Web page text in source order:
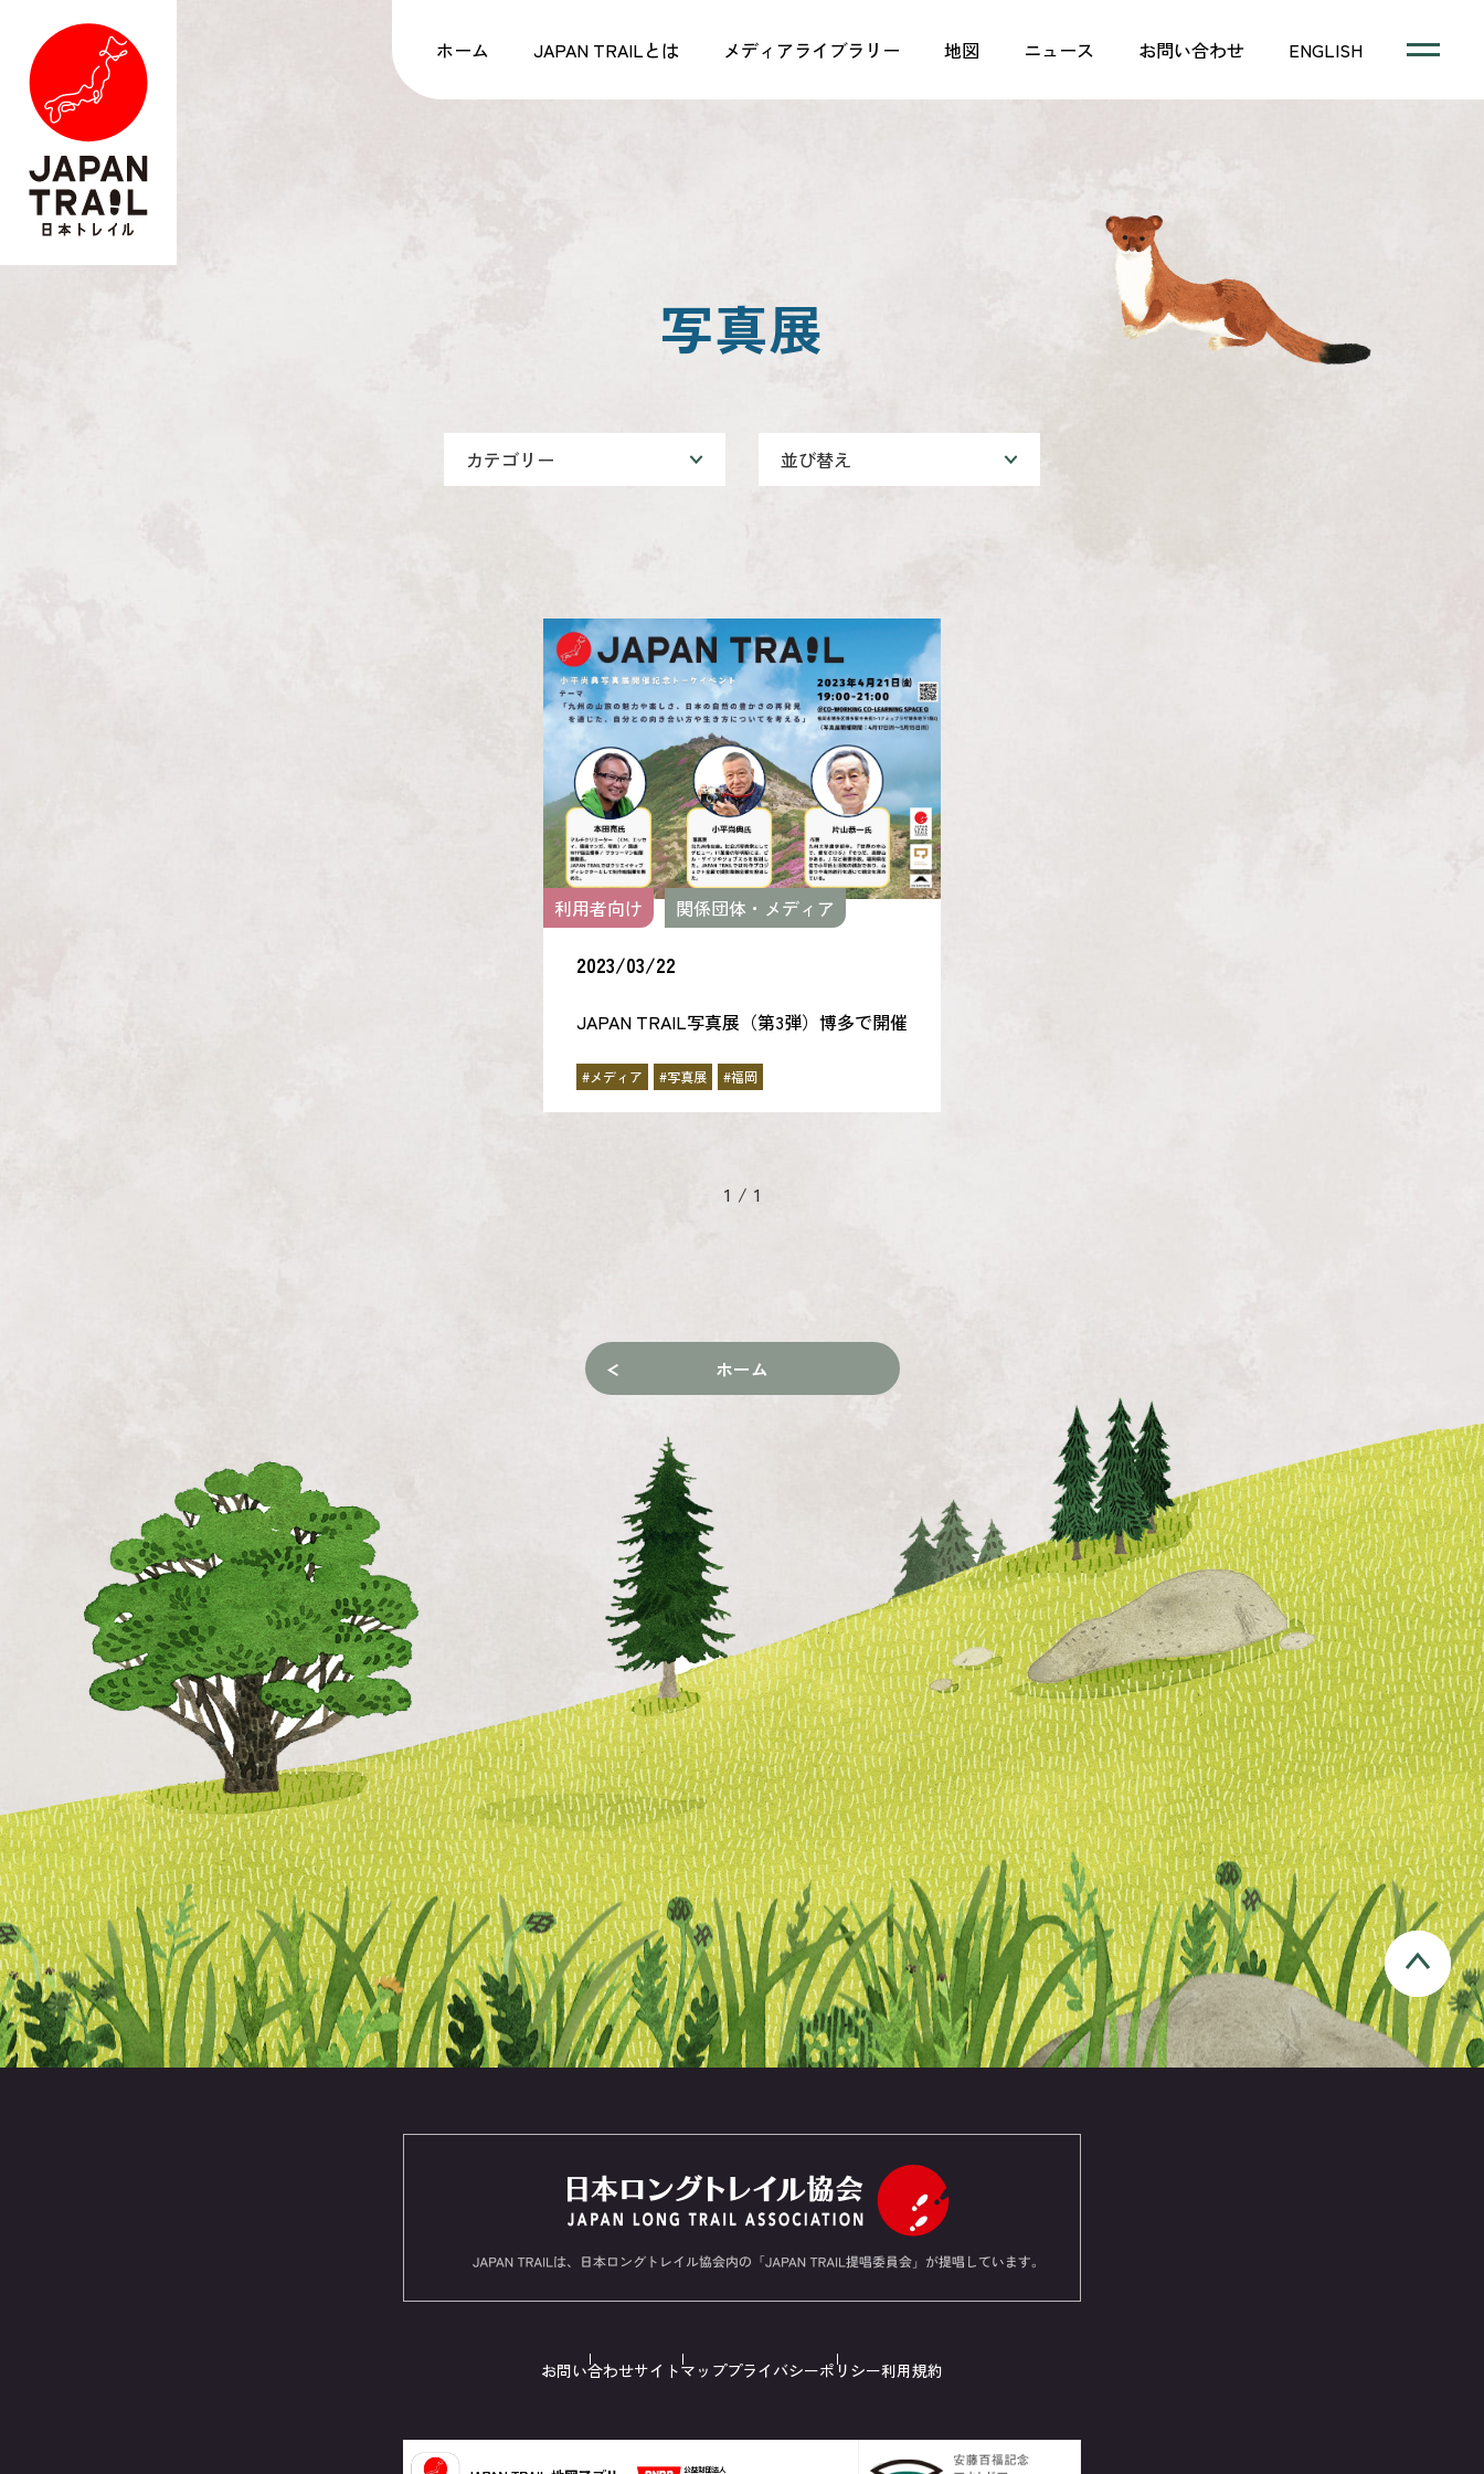
ホーム JAPAN TRAILとは メディアライブラリー 地図 ニュース お問い合わせ ENGLISH
写真展
カテゴリー 並び替え
利用者向け 関係団体・メディア
2023/03/22
JAPAN TRAIL写真展（第3弾）博多で開催
#メディア #写真展 #福岡
1 / 1
ホーム
お問い合わせサイトマッププライバシーポリシー利用規約